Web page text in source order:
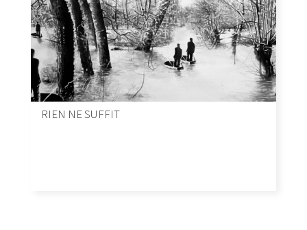
RIEN NE SUFFIT